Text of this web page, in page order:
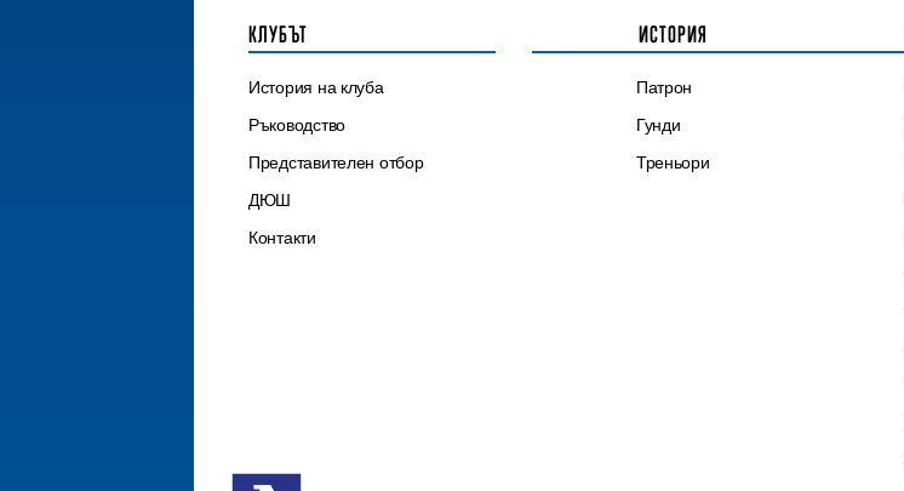
КЛУБЪТ
История на клуба
Ръководство
Представителен отбор
ДЮШ
Контакти
ИСТОРИЯ
Патрон
Гунди
Треньори